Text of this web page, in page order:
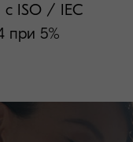
с ISO / IEC
при 5%